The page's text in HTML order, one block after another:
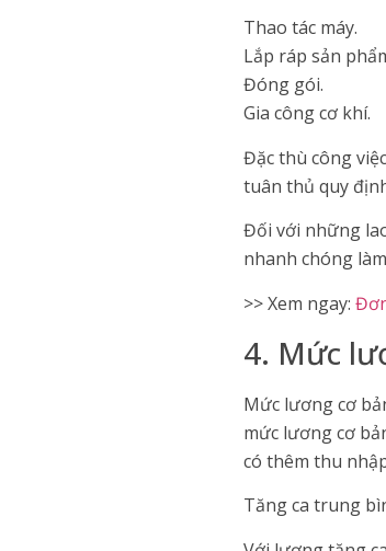
Thao tác máy.
Lắp ráp sản
Đóng gói.
Gia công cơ khí.
Đặc thù công
tuân thủ quy
Đối với những
nhanh chóng
>> Xem ngay:
4. Mức
Mức lương cơ
mức lương cơ
có thêm thu
Tăng ca trung